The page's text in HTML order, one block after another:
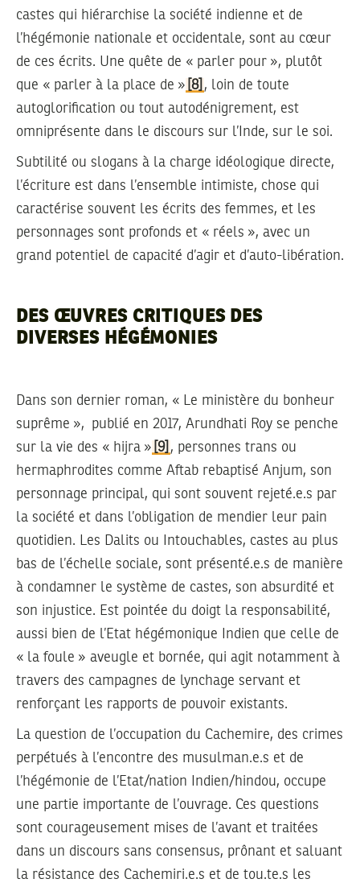
castes qui hiérarchise la société indienne et de
l’hégémonie nationale et occidentale, sont au cœur
de ces écrits. Une quête de « parler pour », plutôt
que « parler à la place de » [8] , loin de toute
autoglorification ou tout autodénigrement, est
omniprésente dans le discours sur l’Inde, sur le soi.
Subtilité ou slogans à la charge idéologique directe,
l’écriture est dans l’ensemble intimiste, chose qui
caractérise souvent les écrits des femmes, et les
personnages sont profonds et « réels », avec un
grand potentiel de capacité d’agir et d’auto-libération.
DES ŒUVRES CRITIQUES DES
DIVERSES HÉGÉMONIES
Dans son dernier roman, « Le ministère du bonheur
suprême », publié en 2017, Arundhati Roy se penche
sur la vie des « hijra » [9] , personnes trans ou
hermaphrodites comme Aftab rebaptisé Anjum, son
personnage principal, qui sont souvent rejeté.e.s par
la société et dans l’obligation de mendier leur pain
quotidien. Les Dalits ou Intouchables, castes au plus
bas de l’échelle sociale, sont présenté.e.s de manière
à condamner le système de castes, son absurdité et
son injustice. Est pointée du doigt la responsabilité,
aussi bien de l’Etat hégémonique Indien que celle de
« la foule » aveugle et bornée, qui agit notamment à
travers des campagnes de lynchage servant et
renforçant les rapports de pouvoir existants.
La question de l’occupation du Cachemire, des crimes
perpétués à l’encontre des musulman.e.s et de
l’hégémonie de l’Etat/nation Indien/hindou, occupe
une partie importante de l’ouvrage. Ces questions
sont courageusement mises de l’avant et traitées
dans un discours sans consensus, prônant et saluant
la résistance des Cachemiri.e.s et de tou.te.s les